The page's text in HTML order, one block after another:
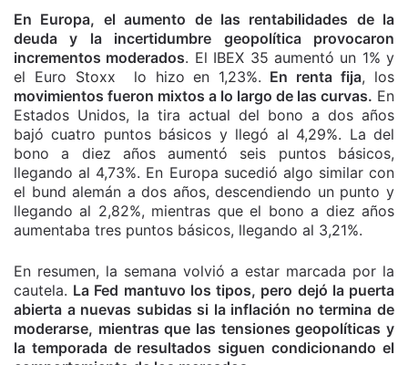
En Europa, el aumento de las rentabilidades de la
deuda y la incertidumbre geopolítica provocaron
incrementos moderados. El IBEX 35 aumentó un 1% y
el Euro Stoxx lo hizo en 1,23%. En renta fija, los
movimientos fueron mixtos a lo largo de las curvas. En
Estados Unidos, la tira actual del bono a dos años
bajó cuatro puntos básicos y llegó al 4,29%. La del
bono a diez años aumentó seis puntos básicos,
llegando al 4,73%. En Europa sucedió algo similar con
el bund alemán a dos años, descendiendo un punto y
llegando al 2,82%, mientras que el bono a diez años
aumentaba tres puntos básicos, llegando al 3,21%.
En resumen, la semana volvió a estar marcada por la
cautela. La Fed mantuvo los tipos, pero dejó la puerta
abierta a nuevas subidas si la inflación no termina de
moderarse, mientras que las tensiones geopolíticas y
la temporada de resultados siguen condicionando el